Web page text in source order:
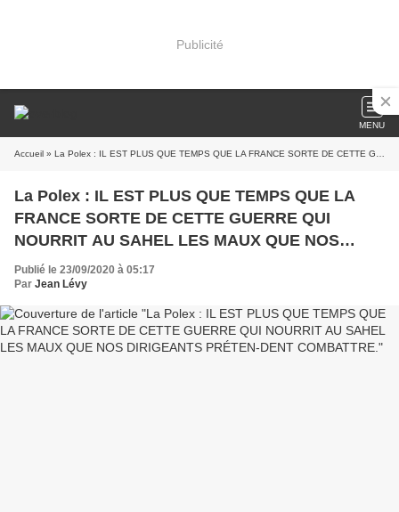
Publicité
MENU
Accueil » La Polex : IL EST PLUS QUE TEMPS QUE LA FRANCE SORTE DE CETTE GUERRE QUI NOURRIT AU SAHEL LES MAUX QUE NOS DIRIGEANTS PRÉTEN-DENT COMBATTRE.
La Polex : IL EST PLUS QUE TEMPS QUE LA
FRANCE SORTE DE CETTE GUERRE QUI
NOURRIT AU SAHEL LES MAUX QUE NOS
DIRIGEANTS PRÉTEN-DENT COMBATTRE.
Publié le 23/09/2020 à 05:17
Par Jean Lévy